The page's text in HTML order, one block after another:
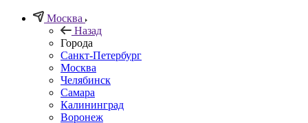
Москва
Назад
Города
Санкт-Петербург
Москва
Челябинск
Самара
Калининград
Воронеж